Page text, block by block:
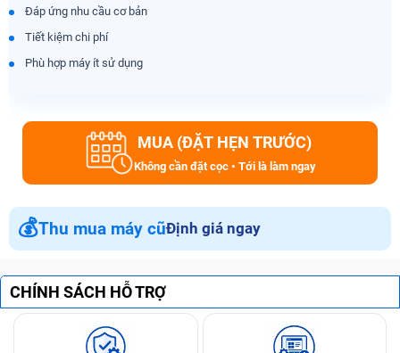
Đáp ứng nhu cầu cơ bản
Tiết kiệm chi phí
Phù hợp máy ít sử dụng
MUA (ĐẶT HẸN TRƯỚC)
Không cần đặt cọc • Tới là làm ngay
💰Thu mua máy cũĐịnh giá ngay
CHÍNH SÁCH HỖ TRỢ